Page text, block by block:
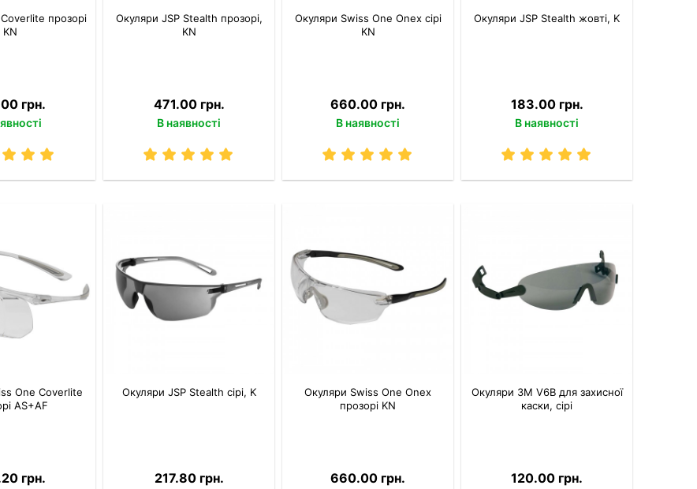
прозорі
KN
грн.
Окуляри JSP Stealth прозорі,
KN
471.00 грн.
В наявності
Окуляри Swiss One Onex сірі
KN
660.00 грн.
В наявності
Окуляри JSP Stealth жовті, K
183.00 грн.
В наявності
One Coverlite
AS+AF
грн.
Окуляри JSP Stealth сірі, K
217.80 грн.
Окуляри Swiss One Onex
прозорі KN
660.00 грн.
Окуляри 3M V6B для захисної
каски, сірі
120.00 грн.